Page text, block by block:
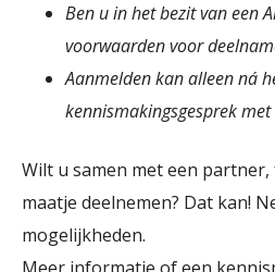
Ben u in het bezit van een
voorwaarden voor
Aanmelden kan alleen ná
kennismakingsgesprek met
Wilt u samen met een
maatje deelnemen? Dat kan!
mogelijkheden.